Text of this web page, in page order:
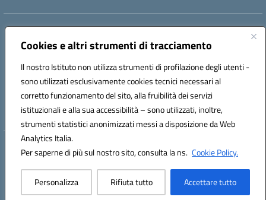
Cookies e altri strumenti di tracciamento
Il nostro Istituto non utilizza strumenti di profilazione degli utenti -
sono utilizzati esclusivamente cookies tecnici necessari al
corretto funzionamento del sito, alla fruibilità dei servizi
istituzionali e alla sua accessibilità – sono utilizzati, inoltre,
strumenti statistici anonimizzati messi a disposizione da Web
Analytics Italia.
Per saperne di più sul nostro sito, consulta la ns. Cookie Policy.
Personalizza Rifiuta tutto Accettare tutto
Indirizzo:
Centralino:096721161 Email:czic869004@istruzione.it
Codice fiscale: 84000710792
Codice meccanografico:
CZIC869004
Codice unico di fatturazione (CUF): UFKGA0
Hosting & Powered by 3D Solution S.r.l.
Concept & Design by Designers Italia